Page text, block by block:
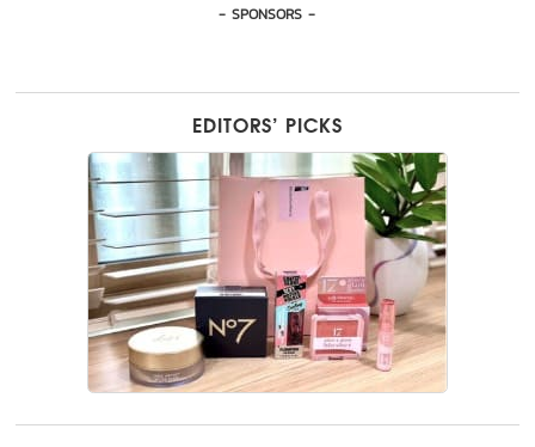
- SPONSORS -
EDITORS’ PICKS